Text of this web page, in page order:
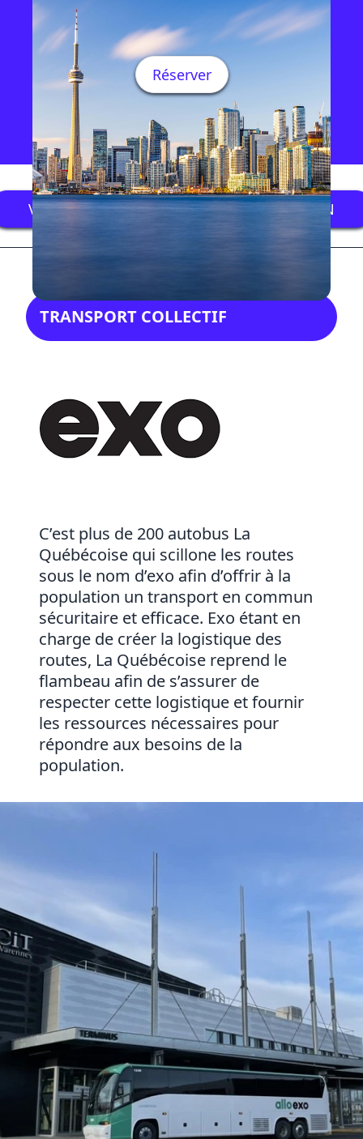
Réserver
VISITER LE SITE WEB DE VACANCES DRAGON
TRANSPORT COLLECTIF
C’est plus de 200 autobus La
Québécoise qui scillone les routes
sous le nom d’exo afin d’offrir à la
population un transport en commun
sécuritaire et efficace. Exo étant en
charge de créer la logistique des
routes, La Québécoise reprend le
flambeau afin de s’assurer de
respecter cette logistique et fournir
les ressources nécessaires pour
répondre aux besoins de la
population.